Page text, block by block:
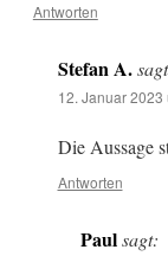
Antworten
Stefan A.
12. Januar 2023
Die Aussage
Antworten
Paulsagt: